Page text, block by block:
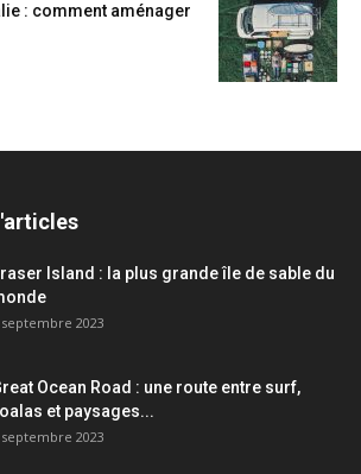
: comment aménager
Island : la plus grande île de sable du
septembre 2023
Ocean Road : une route entre surf,
et paysages...
septembre 2023